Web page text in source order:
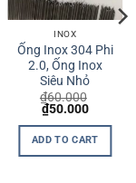
INOX
Ống Inox 304 Phi
2.0, Ống Inox
Siêu Nhỏ
₫60.000
Original
price
was:
₫60.000.
₫50.000Current
is:
ADD TO CART